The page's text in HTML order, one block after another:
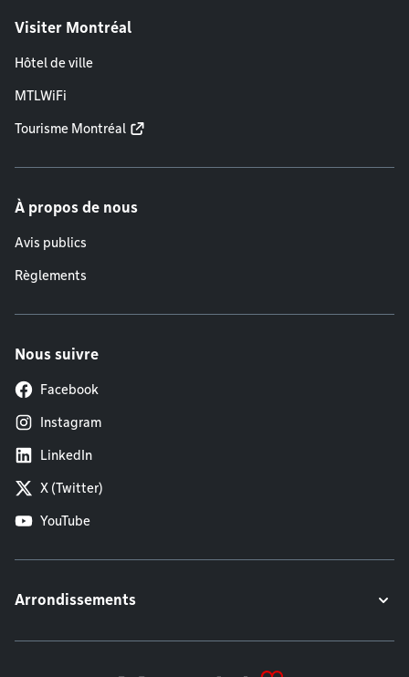
Visiter Montréal
Hôtel de ville
MTLWiFi
Tourisme Montréal
À propos de nous
Avis publics
Règlements
Nous suivre
Facebook
Instagram
LinkedIn
X (Twitter)
YouTube
Arrondissements